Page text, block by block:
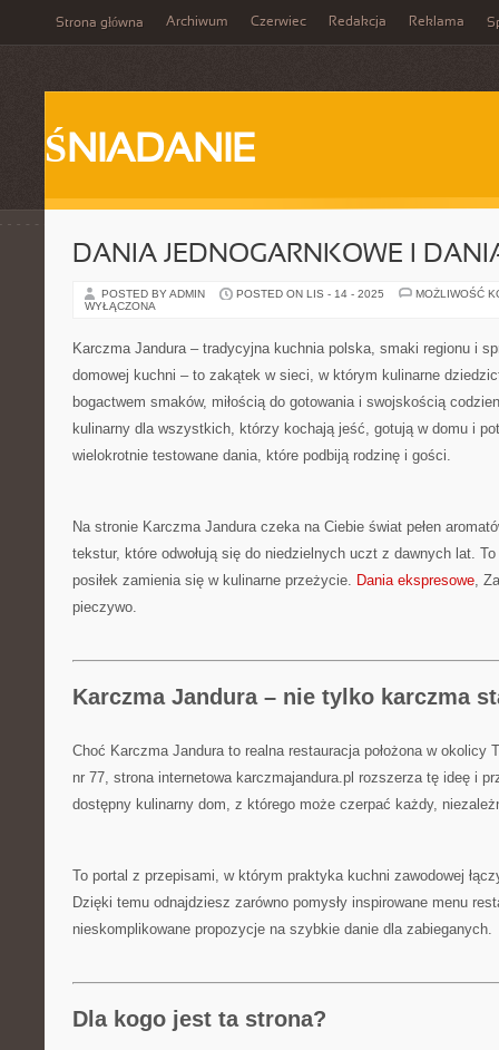
Strona główna Archiwum Czerwiec Redakcja Reklama
ŚNIADANIE
DANIA JEDNOGARNKOWE I
POSTED BY ADMIN POSTED ON LIS - 14 - 2025
MOŻLIWOŚĆ
WYŁĄCZONA
Karczma Jandura – tradycyjna kuchnia polska, smaki regionu i
domowej kuchni – to zakątek w sieci, w którym kulinarne
bogactwem smaków, miłością do gotowania i swojskością
kulinarny dla wszystkich, którzy kochają jeść, gotują w domu i
wielokrotnie testowane dania, które podbiją rodzinę i gości.
Na stronie Karczma Jandura czeka na Ciebie świat pełen
tekstur, które odwołują się do niedzielnych uczt z dawnych lat.
posiłek zamienia się w kulinarne przeżycie. Dania ekspresowe,
pieczywo.
Karczma Jandura – nie tylko karczma
Choć Karczma Jandura to realna restauracja położona w okolicy
nr 77, strona internetowa karczmajandura.pl rozszerza tę ideę i
dostępny kulinarny dom, z którego może czerpać każdy,
To portal z przepisami, w którym praktyka kuchni zawodowej
Dzięki temu odnajdziesz zarówno pomysły inspirowane menu
nieskomplikowane propozycje na szybkie danie dla zabieganych.
Dla kogo jest ta strona?